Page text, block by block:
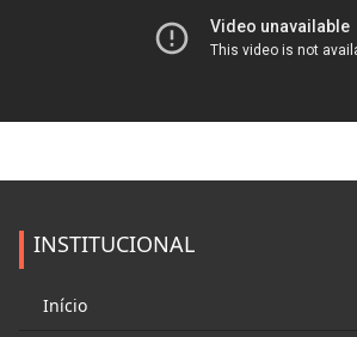
INSTITUCIONAL
Início